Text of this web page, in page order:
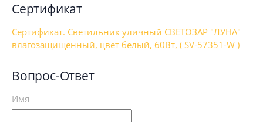
Сертификат
Сертификат. Светильник уличный СВЕТОЗАР "ЛУНА"
влагозащищенный, цвет белый, 60Вт, ( SV-57351-W )
Вопрос-Ответ
Имя